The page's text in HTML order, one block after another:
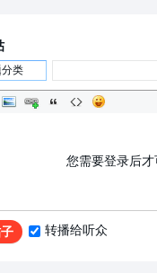
类
您需要登录后
转播给听众